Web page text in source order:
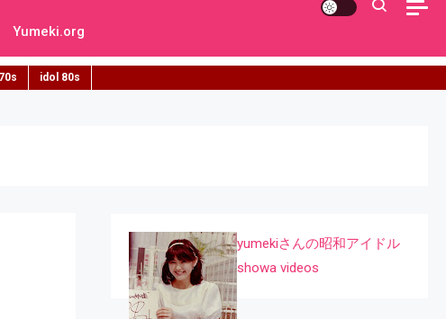
Yumeki.org
idol 80s
yumekiさんの昭和アイドル
showa videos